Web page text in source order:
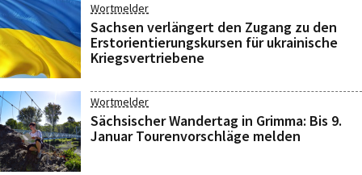
Wortmelder
Sachsen verlängert den Zugang zu den
Erstorientierungskursen für ukrainische
Kriegsvertriebene
Wortmelder
Sächsischer Wandertag in Grimma: Bis 9.
Januar Tourenvorschläge melden